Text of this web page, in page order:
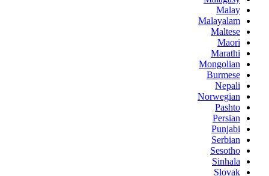
Malay
Malayalam
Maltese
Maori
Marathi
Mongolian
Burmese
Nepali
Norwegian
Pashto
Persian
Punjabi
Serbian
Sesotho
Sinhala
Slovak